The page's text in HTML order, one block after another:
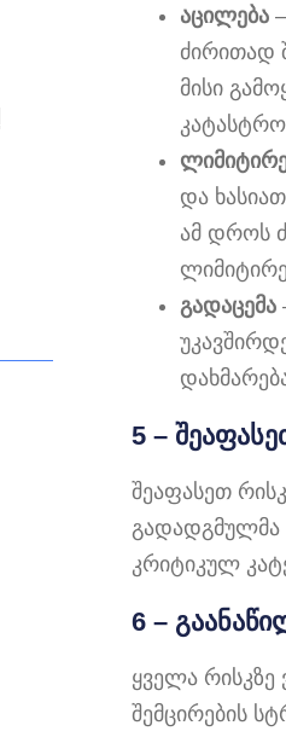
აცილება–
ძირითად
მისი
და
ამ დროს
გადაცემა
5 –
შეაფასეთ
გადადგმულმა
კრიტიკულ
6 –
ყველა რისკზე
შემცირების